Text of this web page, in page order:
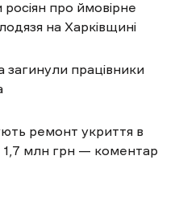
про ймовірне
на Харківщині
загинули працівники
ремонт укриття в
1,7 млн грн — коментар